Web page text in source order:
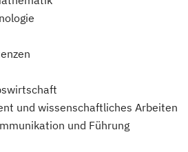
und wissenschaftliches Arbeiten
und Führung